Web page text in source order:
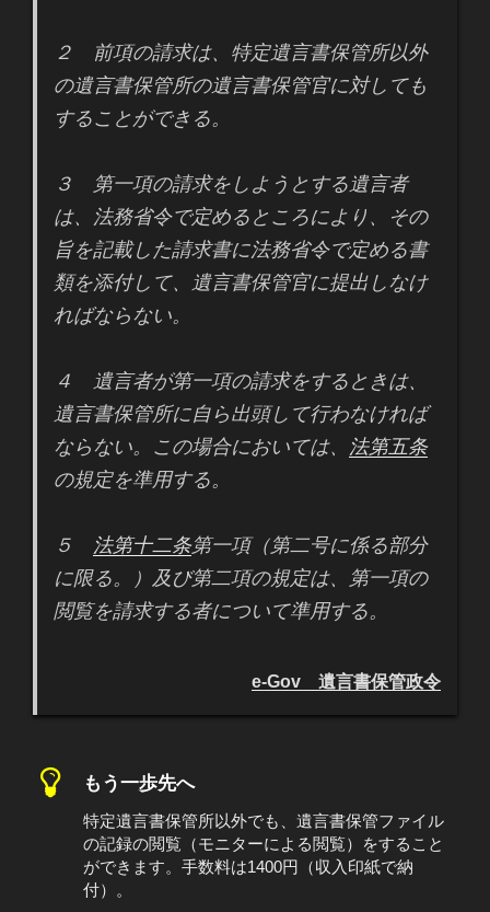
２ 前項の請求は、特定遺言書保管所以外
の遺言書保管所の遺言書保管官に対しても
することができる。
３ 第一項の請求をしようとする遺言者
は、法務省令で定めるところにより、その
旨を記載した請求書に法務省令で定める書
類を添付して、遺言書保管官に提出しなけ
ればならない。
４ 遺言者が第一項の請求をするときは、
遺言書保管所に自ら出頭して行わなければ
ならない。この場合においては、 法第五条
の規定を準用する。
５ 法第十二条第一項（第二号に係る部分
に限る。）及び第二項の規定は、第一項の
閲覧を請求する者について準用する。
e-Gov 遺言書保管政令
もう一歩先へ
特定遺言書保管所以外でも、遺言書保管ファイル
の記録の閲覧（モニターによる閲覧）をすること
ができます。手数料は1400円（収入印紙で納
付）。